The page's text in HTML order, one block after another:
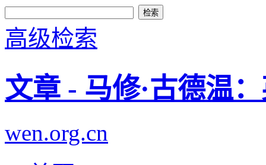
高级检索
文章 - 马修·古德温
wen.org.cn